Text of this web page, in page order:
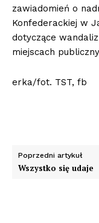
zawiadomień o
Konfederackiej w
dotyczące
miejscach
erka/fot. TST, fb
Poprzedni artykuł
Wszystko się udaje